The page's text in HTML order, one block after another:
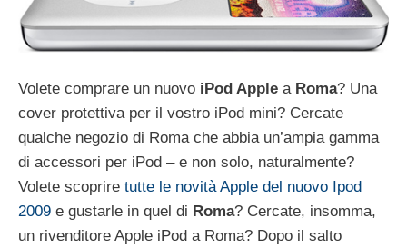
Volete comprare un nuovo iPod Apple a Roma? Una
cover protettiva per il vostro iPod mini? Cercate
qualche negozio di Roma che abbia un’ampia gamma
di accessori per iPod – e non solo, naturalmente?
Volete scoprire tutte le novità Apple del nuovo Ipod
2009 e gustarle in quel di Roma? Cercate, insomma,
un rivenditore Apple iPod a Roma? Dopo il salto